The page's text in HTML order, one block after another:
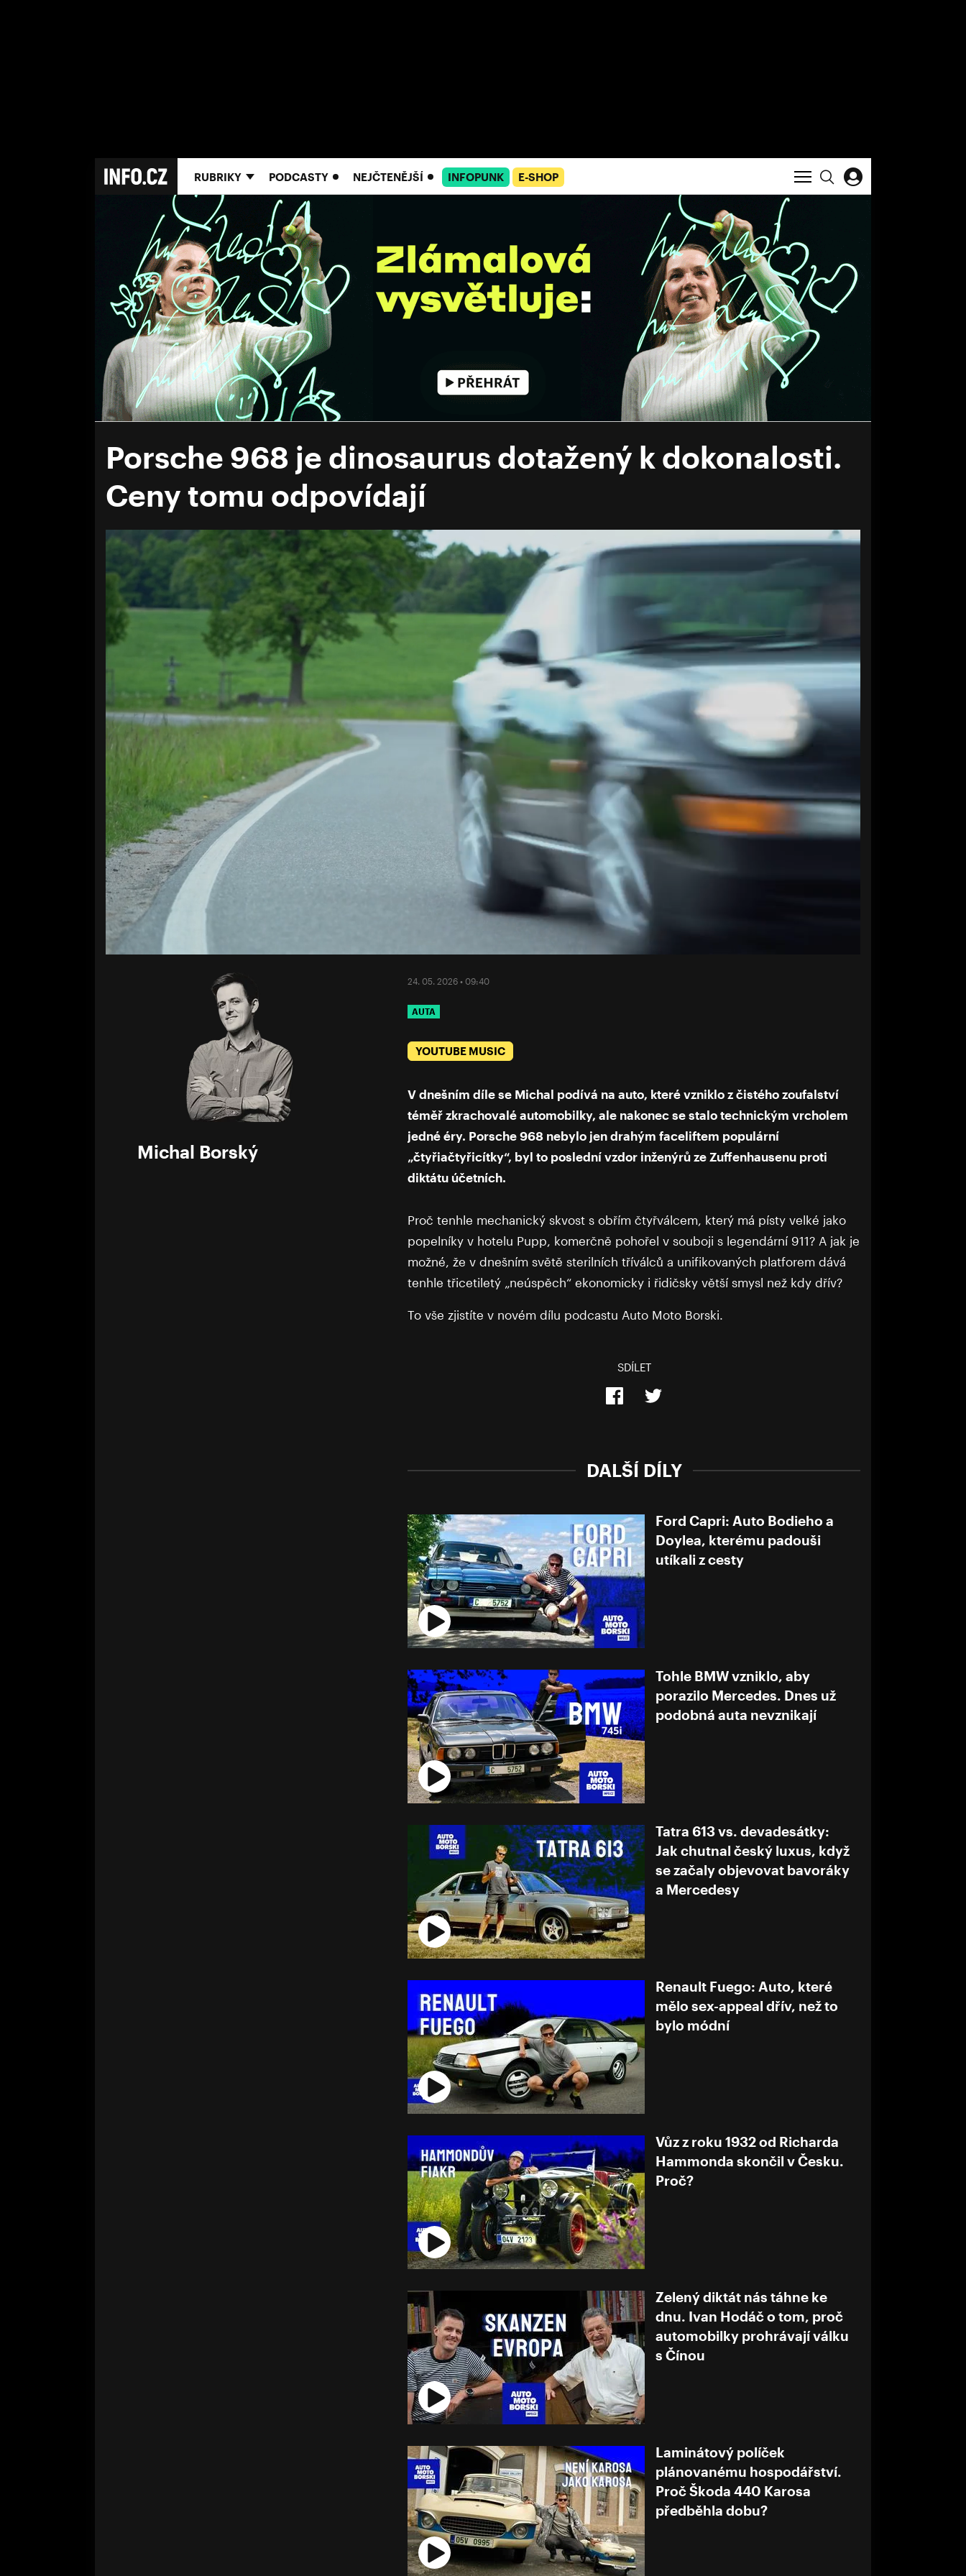
RUBRIKY PODCASTY NEJČTENĚJŠÍ INFOPUNK E-SHOP
Porsche 968 je dinosaurus dotažený k dokonalosti.
Ceny tomu odpovídají
Michal Borský
24. 05. 2026 • 09:40
AUTA
YOUTUBE MUSIC
V dnešním díle se Michal podívá na auto, které vzniklo z čistého zoufalství
téměř zkrachovalé automobilky, ale nakonec se stalo technickým vrcholem
jedné éry. Porsche 968 nebylo jen drahým faceliftem populární
„čtyřiačtyřicítky“, byl to poslední vzdor inženýrů ze Zuffenhausenu proti
diktátu účetních.
Proč tenhle mechanický skvost s obřím čtyřválcem, který má písty velké jako
popelníky v hotelu Pupp, komerčně pohořel v souboji s legendární 911? A jak je
možné, že v dnešním světě sterilních tříválců a unifikovaných platforem dává
tenhle třicetiletý „neúspěch“ ekonomicky i řidičsky větší smysl než kdy dřív?
To vše zjistíte v novém dílu podcastu Auto Moto Borski.
SDÍLET
DALŠÍ DÍLY
Ford Capri: Auto Bodieho a
Doylea, kterému padouši
utíkali z cesty
Tohle BMW vzniklo, aby
porazilo Mercedes. Dnes už
podobná auta nevznikají
Tatra 613 vs. devadesátky:
Jak chutnal český luxus, když
se začaly objevovat bavoráky
a Mercedesy
Renault Fuego: Auto, které
mělo sex-appeal dřív, než to
bylo módní
Vůz z roku 1932 od Richarda
Hammonda skončil v Česku.
Proč?
Zelený diktát nás táhne ke
dnu. Ivan Hodáč o tom, proč
automobilky prohrávají válku
s Čínou
Laminátový políček
plánovanému hospodářství.
Proč Škoda 440 Karosa
předběhla dobu?